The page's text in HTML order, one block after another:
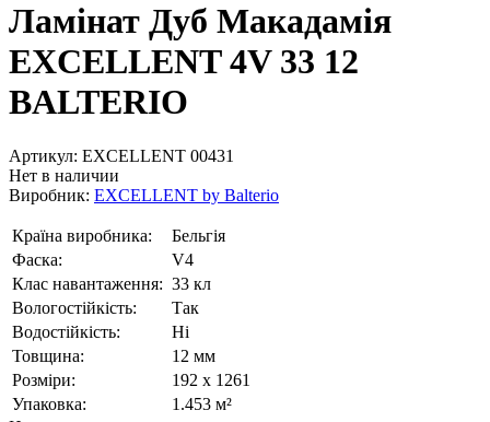
Ламінат Дуб Макадамія
EXCELLENT 4V 33 12
BALTERIO
Артикул: EXCELLENT 00431
Нет в наличии
Виробник: EXCELLENT by Balterio
Країна виробника:
Бельгія
Фаска:
V4
Клас навантаження: 33 кл
Вологостійкість:
Так
Водостійкість:
Ні
Товщина:
12 мм
Розміри:
192 x 1261
Упаковка:
1.453 м²